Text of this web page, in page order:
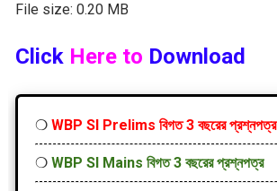
File size: 0.20 MB
Click Here to Download
❍ WBP SI Prelims বিগত 3 বছরের প্রশ্নপত্র
❍ WBP SI Mains বিগত 3 বছরের প্রশ্নপত্র